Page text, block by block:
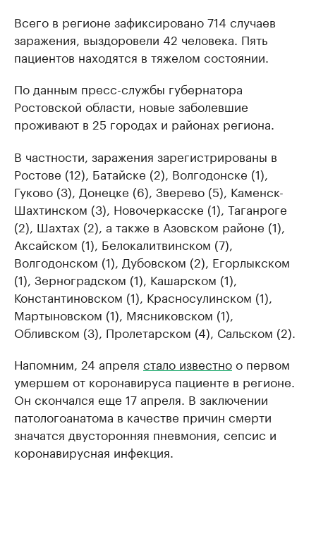
Всего в регионе зафиксировано 714 случаев
заражения, выздоровели 42 человека. Пять
пациентов находятся в тяжелом состоянии.
По данным пресс-службы губернатора
Ростовской области, новые заболевшие
проживают в 25 городах и районах региона.
В частности, заражения зарегистрированы в
Ростове (12), Батайске (2), Волгодонске (1),
Гуково (3), Донецке (6), Зверево (5), Каменск-
Шахтинском (3), Новочеркасске (1), Таганроге
(2), Шахтах (2), а также в Азовском районе (1),
Аксайском (1), Белокалитвинском (7),
Волгодонском (1), Дубовском (2), Егорлыкском
(1), Зерноградском (1), Кашарском (1),
Константиновском (1), Красносулинском (1),
Мартыновском (1), Мясниковском (1),
Обливском (3), Пролетарском (4), Сальском (2).
Напомним, 24 апреля стало известноо первом
умершем от коронавируса пациенте в регионе.
Он скончался еще 17 апреля. В заключении
патологоанатома в качестве причин смерти
значатся двусторонняя пневмония, сепсис и
коронавирусная инфекция.